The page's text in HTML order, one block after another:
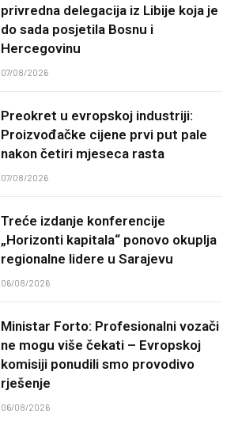
privredna delegacija iz Libije koja je
do sada posjetila Bosnu i
Hercegovinu
07/08/2026
Preokret u evropskoj industriji:
Proizvođačke cijene prvi put pale
nakon četiri mjeseca rasta
07/08/2026
Treće izdanje konferencije
„Horizonti kapitala“ ponovo okuplja
regionalne lidere u Sarajevu
06/08/2026
Ministar Forto: Profesionalni vozači
ne mogu više čekati – Evropskoj
komisiji ponudili smo provodivo
rješenje
06/08/2026